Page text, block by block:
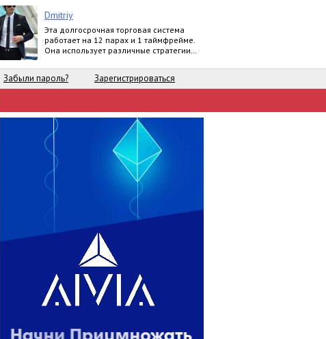
Dmitriy
Эта долгосрочная торговая система
работает на 12 парах и 1 таймфрейме.
Она использует различные стратегии
Забыли пароль? Зарегистрироваться